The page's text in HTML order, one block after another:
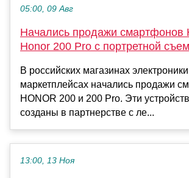
05:00, 09 Авг
Начались продажи смартфонов
Honor 200 Pro с портретной
В российских магазинах
маркетплейсах начались продажи
HONOR 200 и 200 Pro. Эти
созданы в партнерстве с ле...
13:00, 13 Ноя